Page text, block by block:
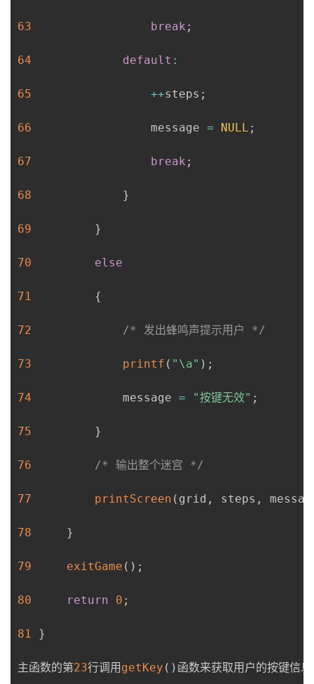
63 break ;
64 default :
65 ++steps ;
66
                 message
= NULL ;
67 break ;
68 }
69 }
70 else
71 {
72 /* 发出蜂鸣声提示用户 */
73 printf ( "\a" ) ;
74
             message
= "按键无效" ;
75 }
76 /* 输出整个迷宫 */
77 printScreen ( grid , steps ,
78 }
79 exitGame ( ) ;
80 return 0 ;
81 }
主函数的第23行调用 getKey ( ) 函数来获取用户的按键信